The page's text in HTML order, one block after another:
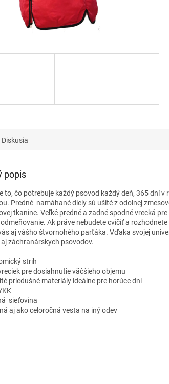
Diskusia
popis
to, čo potrebuje každý psovod každý deň, 365 dní
Predné namáhané diely sú ušité z odolnej
tkanine. Veľké predné a zadné spodné vrecká
Ak práve nebudete cvičiť a
aj vášho štvornohého parťáka. Vďaka svojej
záchranárskych psovodov.
strih
pre dosiahnutie väčšieho objemu
priedušné materiály ideálne pre horúce dni
sieťovina
aj ako celoročná vesta na iný odev